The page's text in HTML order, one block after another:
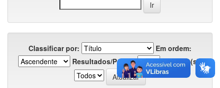
Classificar por:
Em ordem:
Resultados/Página
Registro(s):